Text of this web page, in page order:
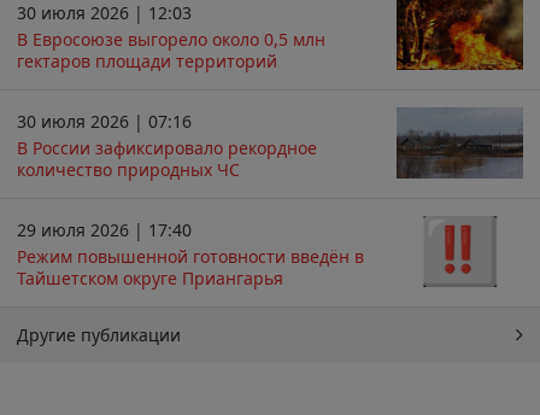
30 июля 2026 | 12:03
В Евросоюзе выгорело около 0,5 млн
гектаров площади территорий
30 июля 2026 | 07:16
В России зафиксировало рекордное
количество природных ЧС
29 июля 2026 | 17:40
Режим повышенной готовности введён в
Тайшетском округе Приангарья
Другие публикации